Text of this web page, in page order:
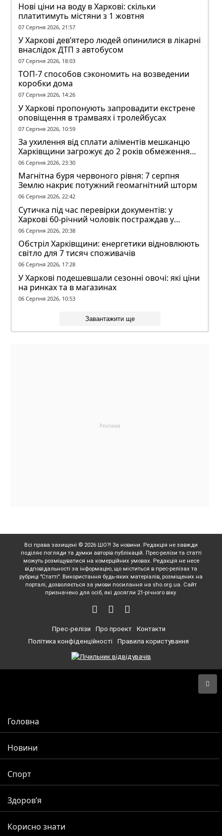
Нові ціни на воду в Харкові: скільки
платитимуть містяни з 1 жовтня
07 Серпня 2026, 21:57
У Харкові дев’ятеро людей опинилися в лікарні
внаслідок ДТП з автобусом
07 Серпня 2026, 18:03
ТОП-7 способов сэкономить на возведении
коробки дома
07 Серпня 2026, 14:26
У Харкові пропонують запровадити екстрене
оповіщення в трамваях і тролейбусах
07 Серпня 2026, 10:59
За ухилення від сплати аліментів мешканцю
Харківщини загрожує до 2 років обмеження
волі
06 Серпня 2026, 23:30
Магнітна буря червоного рівня: 7 серпня
Землю накриє потужний геомагнітний шторм
06 Серпня 2026, 22:42
Сутичка під час перевірки документів: у
Харкові 60-річний чоловік постраждав у
конфлікті з ТЦК
06 Серпня 2026, 20:38
Обстріл Харківщини: енергетики відновлюють
світло для 7 тисяч споживачів
06 Серпня 2026, 17:28
У Харкові подешевшали сезонні овочі: які ціни
на ринках та в магазинах
06 Серпня 2026, 10:53
Завантажити ще
Всі права захищені © 2026 ШО?! За новини. Редакція не завжди
поділяє погляди та думки авторів публікацій. Прес-релізи та статті
можуть розміщуватися на комерційних умовах. Редакція не несе
відповідальності за інформацію, що міститься в прес-релізах та
рубриці "Статті". Використання будь-яких матеріалів, розміщених на
порталі, дозволяється за умови посилання на sho.org.ua. Сайт
призначено для осіб, які досягли 21-річного віку.
Прес-релізи Про проект
Контакти
Політика конфіденційності
Правила користування
Головна
Новини
Спорт
Здоров’я
Корисно знати